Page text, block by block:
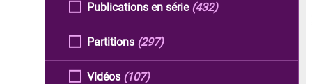
Publications en série (432)
Partitions (297)
Vidéos (107)